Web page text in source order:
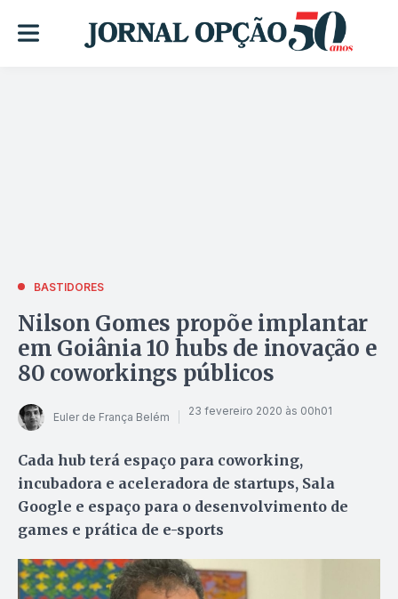
BASTIDORES
Nilson Gomes propõe implantar
em Goiânia 10 hubs de inovação e
80 coworkings públicos
Euler de França Belém 23 fevereiro 2020 às 00h01
Cada hub terá espaço para coworking,
incubadora e aceleradora de startups, Sala
Google e espaço para o desenvolvimento de
games e prática de e-sports